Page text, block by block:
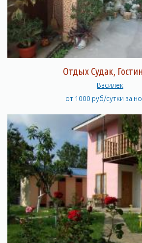
Отдых Судак,
Василек
от 1000 руб/сутки за